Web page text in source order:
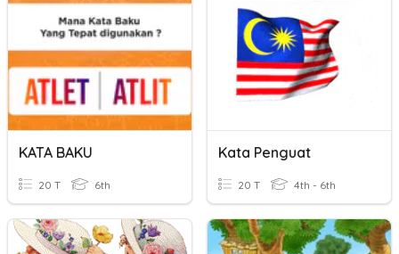
KATA BAKU
20 T 6th
Kata Penguat
20 T 4th - 6th